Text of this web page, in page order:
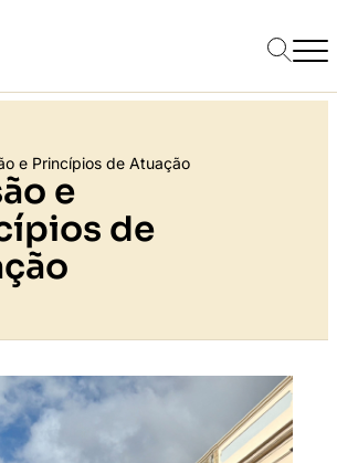
e Princípios de Atuação
e
de